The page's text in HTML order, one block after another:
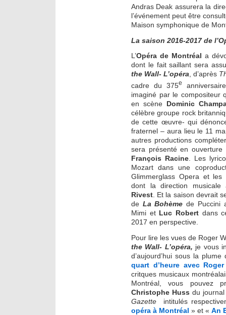
Andras Deak assurera la
l’événement peut être
Maison symphonique de
La saison 2016-2017 de
L’Opéra de Montréal a
dont le fait saillant sera
the Wall- L’opéra, d’après
cadre du 375e
imaginé par le compositeur
en scène Dominic
célèbre groupe rock
de cette œuvre- qui
fraternel – aura lieu le 11
autres productions
sera présenté en
François Racine . Les
Mozart dans une
Glimmerglass Opera et les
dont la direction
Rivest . Et la saison devrait
de La Bohème de Puccini
Mimi et Luc Robertdans
2017 en perspective.
Pour lire les vues de Roger
the Wall- L’opéra, je vous
d’aujourd’hui sous la plume
quart d’heure avec Roger
critques musicaux
Montréal, vous pouvez
Christophe Huss du journal
Gazette intitulés
opéra à Montréal » et « An